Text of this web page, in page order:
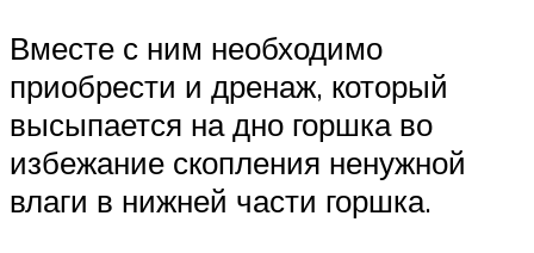
Вместе с ним необходимо
приобрести и дренаж, который
высыпается на дно горшка во
избежание скопления ненужной
влаги в нижней части горшка.